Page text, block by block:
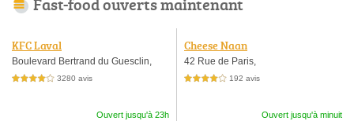
KFC Laval
Boulevard Bertrand du Guesclin,
4,0 étoiles sur 5 3280 avis
Ouvert jusqu'à 23h
Cheese Naan
42 Rue de Paris,
4,0 étoiles sur 5 192 avis
Ouvert jusqu'à minuit